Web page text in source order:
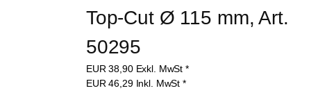
Top-Cut Ø 115 mm, Art.
50295
EUR38,90 Exkl. MwSt *
EUR46,29 Inkl. MwSt *